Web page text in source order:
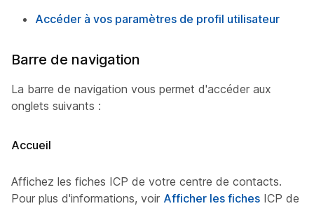
Accéder à vos paramètres de profil utilisateur
Barre de navigation
La barre de navigation vous permet d'accéder aux
onglets suivants :
Accueil
Affichez les fiches ICP de votre centre de contacts.
Pour plus d'informations, voir Afficher les fiches ICP de